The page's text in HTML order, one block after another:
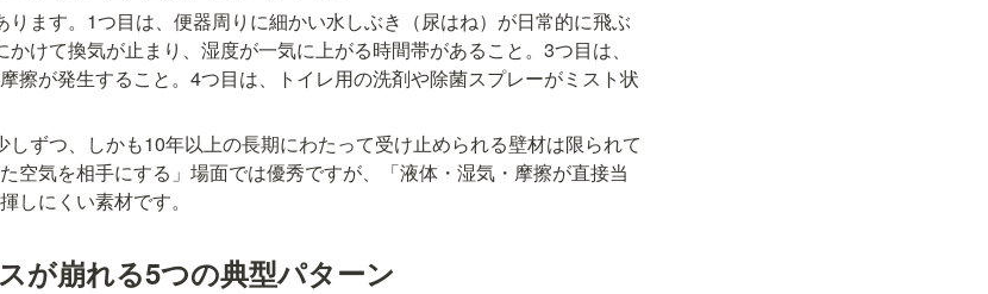
ります。1つ目は、便器周りに細かい水しぶき（尿はね）が日常的に飛ぶ
けて換気が止まり、湿度が一気に上がる時間帯があること。3つ目は、
擦が発生すること。4つ目は、トイレ用の洗剤や除菌スプレーがミスト状
しずつ、しかも10年以上の長期にわたって受け止められる壁材は限られて
空気を相手にする」場面では優秀ですが、「液体・湿気・摩擦が直接当
しにくい素材です。
が崩れる5つの典型パターン